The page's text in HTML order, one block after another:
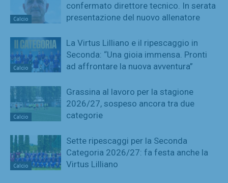
Calcio
confermato direttore tecnico. In serata
presentazione del nuovo allenatore
Calcio
La Virtus Lilliano e il ripescaggio in
Seconda: “Una gioia immensa. Pronti
ad affrontare la nuova avventura”
Calcio
Grassina al lavoro per la stagione
2026/27, sospeso ancora tra due
categorie
Calcio
Sette ripescaggi per la Seconda
Categoria 2026/27: fa festa anche la
Virtus Lilliano